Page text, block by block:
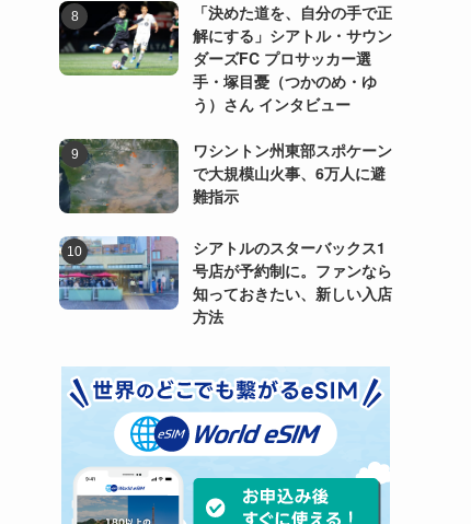
「決めた道を、自分の手で正
解にする」シアトル・サウン
ダーズFC プロサッカー選
手・塚目憂（つかのめ・ゆ
う）さん インタビュー
ワシントン州東部スポケーン
で大規模山火事、6万人に避
難指示
シアトルのスターバックス1
号店が予約制に。ファンなら
知っておきたい、新しい入店
方法